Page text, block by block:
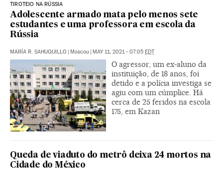
TIROTEIO NA RÚSSIA
Adolescente armado mata pelo menos sete
estudantes e uma professora em escola da
Rússia
MARÍA R. SAHUQUILLO | Moscou | MAY 11, 2021 - 07:05 EDT
O agressor, um ex-aluno da
instituição, de 18 anos, foi
detido e a polícia investiga se
agiu com um cúmplice. Há
cerca de 25 feridos na escola
175, em Kazan
Queda de viaduto do metrô deixa 24 mortos na
Cidade do México